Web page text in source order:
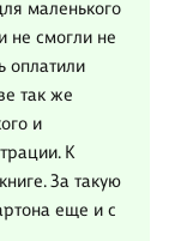
маленького
не смогли не
оплатили
так же
и
К
За такую
еще и с